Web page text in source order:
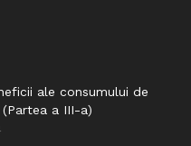
ale consumului de
a III-a)